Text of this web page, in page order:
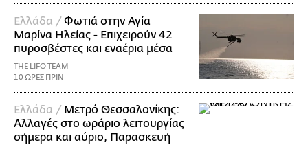
Ελλάδα /Φωτιά στην Αγία
Μαρίνα Ηλείας - Επιχειρούν 42
πυροσβέστες και εναέρια μέσα
THE LIFO TEAM
10 ΩΡΕΣ ΠΡΙΝ
Ελλάδα / Μετρό Θεσσαλονίκης:
Αλλαγές στο ωράριο λειτουργίας
σήμερα και αύριο, Παρασκευή